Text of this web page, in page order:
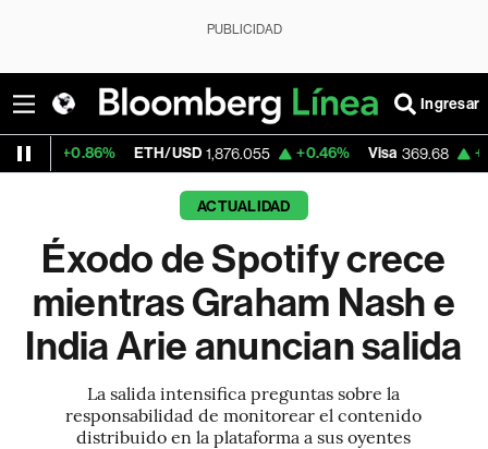
PUBLICIDAD
Ingresar
ETH/USD 1,876.055 +0.46% Visa 369.68 +1.10%
ACTUALIDAD
Éxodo de Spotify crece
mientras Graham Nash e
India Arie anuncian salida
La salida intensifica preguntas sobre la
responsabilidad de monitorear el contenido
distribuido en la plataforma a sus oyentes